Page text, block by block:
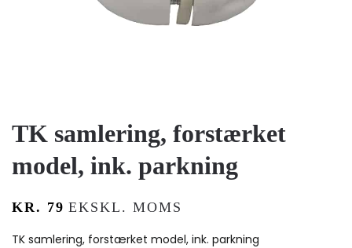
TK samlering, forstærket
model, ink. parkning
KR. 79 EKSKL. MOMS
TK samlering, forstærket model, ink. parkning